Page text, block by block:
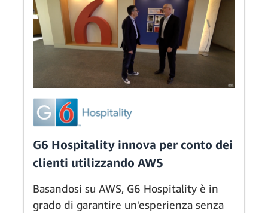
G6 Hospitality innova per conto dei
clienti utilizzando AWS
Basandosi su AWS, G6 Hospitality è in
grado di garantire un'esperienza senza